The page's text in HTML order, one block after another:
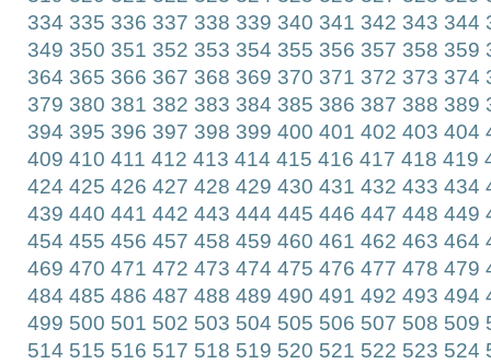
334 335 336 337 338 339 340 341 342 343 344
349 350 351 352 353 354 355 356 357 358 359
364 365 366 367 368 369 370 371 372 373 374
379 380 381 382 383 384 385 386 387 388 389
394 395 396 397 398 399 400 401 402 403 404
409 410 411 412 413 414 415 416 417 418 419
424 425 426 427 428 429 430 431 432 433 434
439 440 441 442 443 444 445 446 447 448 449
454 455 456 457 458 459 460 461 462 463 464
469 470 471 472 473 474 475 476 477 478 479
484 485 486 487 488 489 490 491 492 493 494
499 500 501 502 503 504 505 506 507 508 509
514 515 516 517 518 519 520 521 522 523 524